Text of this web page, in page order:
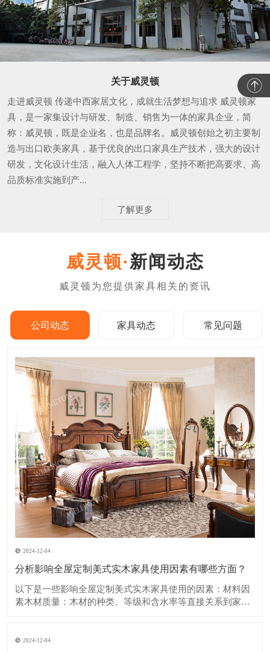
关于威灵顿
走进威灵顿 传递中西家居文化，成就生活梦想与追求 威灵顿家
具，是一家集设计与研发、制造、销售为一体的家具企业，简
称：威灵顿，既是企业名，也是品牌名。威灵顿创始之初主要制
造与出口欧美家具，基于优良的出口家具生产技术，强大的设计
研发，文化设计生活，融入人体工程学，坚持不断把高要求、高
品质标准实施到产...
了解更多
新闻动态
公司动态 家具动态 常见问题
2024-12-04
分析影响全屋定制美式实木家具使用因素有哪些方面？
​以下是一些影响全屋定制美式实木家具使用的因素：​材料因
素木材质量：木材的种类、等级和含水率等直接关系到家具
果木材含水率过高，在使用过程中容易出现开裂、变形等问
2024-12-04